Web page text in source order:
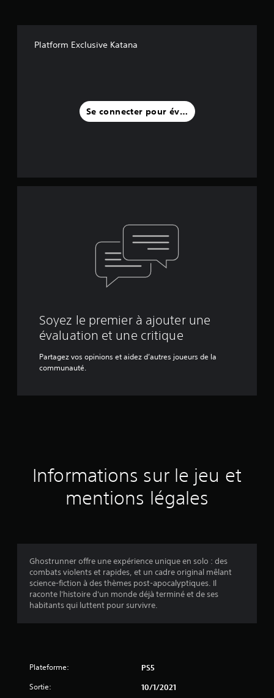
Platform Exclusive Katana
Se connecter pour évaluer
Soyez le premier à ajouter une
évaluation et une critique
Partagez vos opinions et aidez d’autres joueurs de la
communauté.
Informations sur le jeu et
mentions légales
Ghostrunner offre une expérience unique en solo : des
combats violents et rapides, et un cadre original mêlant
science-fiction à des thèmes post-apocalyptiques. Il
raconte l'histoire d'un monde déjà terminé et de ses
habitants qui luttent pour survivre.
Plateforme: PS5
Sortie: 10/1/2021